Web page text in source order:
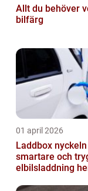
Allt du behöver
bilfärg
01 april 2026
Laddbox nyckeln till
smartare och
elbilsladdning